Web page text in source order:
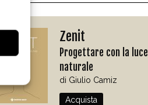
Zenit
Progettare con la luce
naturale
di Giulio Camiz
Acquista